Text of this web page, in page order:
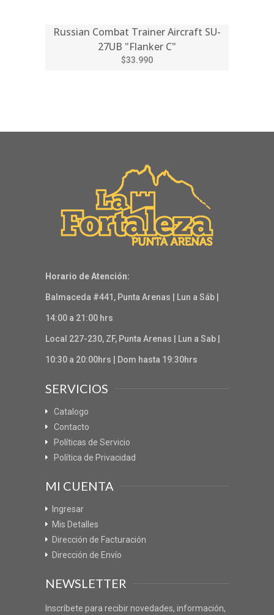
Russian Combat Trainer Aircraft SU-
27UB "Flanker C"
$33.990
Horario de Atención:
Balmaceda #441, Punta Arenas | Lun a Sáb |
14:00 a 21:00 hrs
Local 227-230, ZF, Punta Arenas | Lun a Sab |
10:30 a 20:00hrs | Dom hasta 19:30hrs
SERVICIOS
Catalogo
Contacto
Políticas de Servicio
Política de Privacidad
MI CUENTA
Ingresar
Mis Detalles
Dirección de Facturación
Dirección de Envío
NEWSLETTER
Inscríbete para recibir novedades, información,